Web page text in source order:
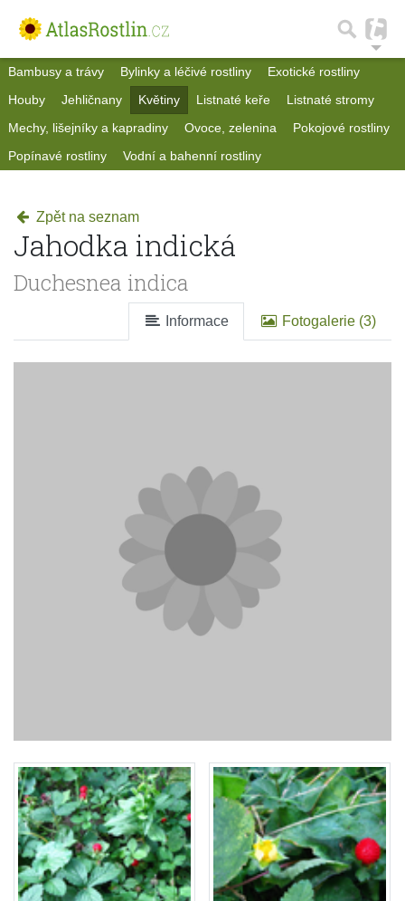
Bambusy a trávy Bylinky a léčivé rostliny
Exotické rostliny
Houby
Jehličnany Květiny Listnaté keře
Listnaté stromy
Mechy, lišejníky a kapradiny
Ovoce, zelenina
Pokojové rostliny
Popínavé rostliny
Vodní a bahenní rostliny
Zpět na seznam
Jahodka indická
Duchesnea indica
Informace Fotogalerie (3)